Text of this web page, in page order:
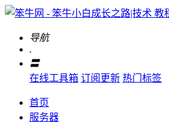
导航
.
〓
在线工具箱 订阅更新 热门标签
首页
服务器